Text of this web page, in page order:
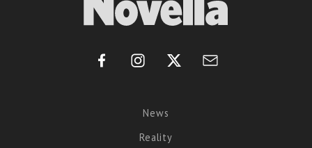
News
Reality